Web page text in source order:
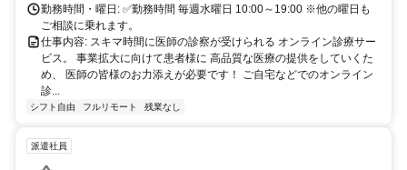
勤務時間・曜日: ✅勤務時間 毎週水曜日 10:00～19:00 ※他の曜日も
ご相談に乗れます。
仕事内容: スキマ時間に医師の診察が受けられる オンライン診療サー
ビス。 事業拡大に向けて患者様に 高品質な医療の提供をしていくた
め、 医師の皆様のお力添えが必要です！ ご自宅などでのオンライン
診...
シフト自由 フルリモート 残業なし
派遣社員